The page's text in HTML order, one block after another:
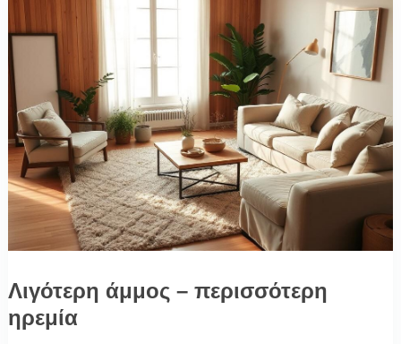
Λιγότερη άμμος – περισσότερη
ηρεμία